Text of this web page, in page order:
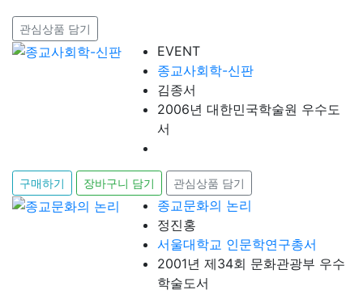
관심상품 담기
EVENT
종교사회학-신판
김종서
2006년 대한민국학술원 우수도
서
구매하기 장바구니 담기 관심상품 담기
종교문화의 논리
정진홍
서울대학교 인문학연구총서
2001년 제34회 문화관광부 우수
학술도서